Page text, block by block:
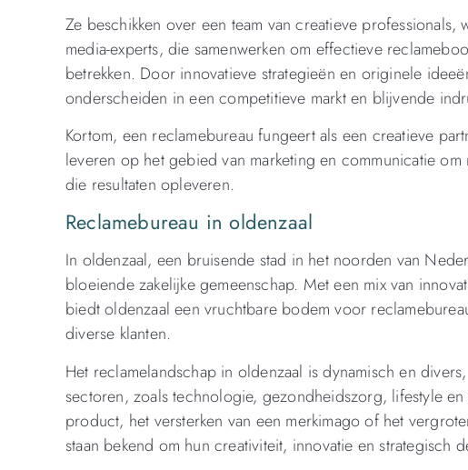
Ze beschikken over een team van creatieve
media-experts, die samenwerken om effectieve
betrekken. Door innovatieve strategieën en originele
onderscheiden in een competitieve markt en blijvende
Kortom, een reclamebureau fungeert als een creatieve
leveren op het gebied van marketing en communicatie
die resultaten opleveren.
Reclamebureau in oldenzaal
In oldenzaal, een bruisende stad in het noorden van
bloeiende zakelijke gemeenschap. Met een mix van
biedt oldenzaal een vruchtbare bodem voor
diverse klanten.
Het reclamelandschap in oldenzaal is dynamisch en
sectoren, zoals technologie, gezondheidszorg, lifestyle
product, het versterken van een merkimago of het
staan bekend om hun creativiteit, innovatie en strategisch